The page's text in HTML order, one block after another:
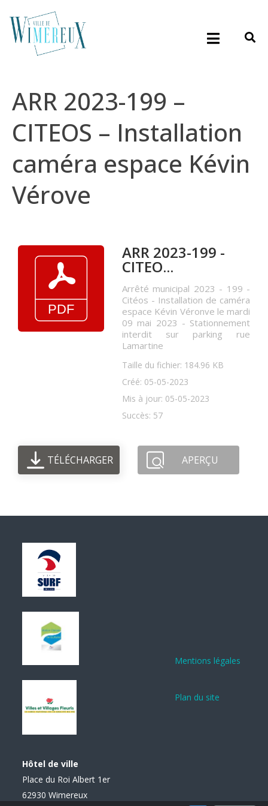
ARR 2023-199 –
CITEOS – Installation
caméra espace Kévin
Vérove
ARR 2023-199 -
CITEO...
Arrêté municipal 2023 - 199 -
Citéos - Installation de caméra
espace Kévin Véronve le mardi
09 mai 2023 - Stationnement
interdit sur parking rue
Lamartine
Taille du fichier: 184.96 KB
Créé: 05-05-2023
Mis à jour: 05-05-2023
Succès: 57
TÉLÉCHARGER APERÇU
Hôtel de ville
Place du Roi Albert 1er
62930 Wimereux
Mentions légales
Plan du site